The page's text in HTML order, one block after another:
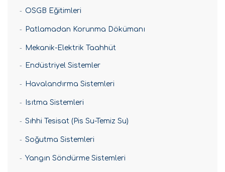
OSGB Eğitimleri
Patlamadan Korunma Dökümanı
Mekanik-Elektrik Taahhüt
Endüstriyel Sistemler
Havalandırma Sistemleri
Isıtma Sistemleri
Sıhhi Tesisat (Pis Su-Temiz Su)
Soğutma Sistemleri
Yangın Söndürme Sistemleri